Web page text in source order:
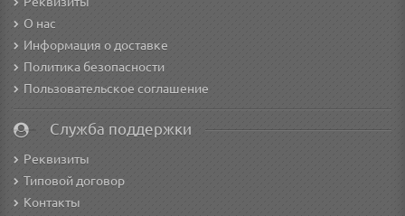
О нас
Информация о доставке
Политика безопасности
Пользовательское соглашение
Служба поддержки
Реквизиты
Типовой договор
Контакты